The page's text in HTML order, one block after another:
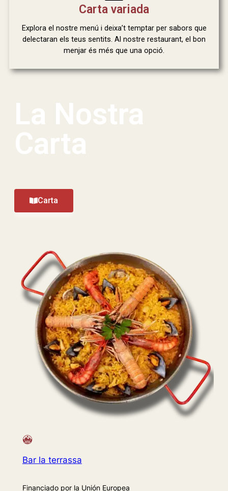
Carta variada
Explora el nostre menú i deixa’t temptar per sabors que
delectaran els teus sentits. Al nostre restaurant, el bon
menjar és més que una opció.
La Nostra
Carta
Carta
Bar la terrassa
Financiado por la Unión Europea